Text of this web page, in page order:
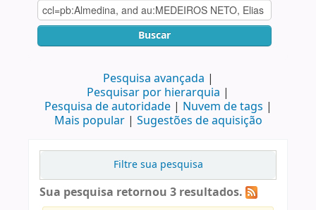
Buscar
Pesquisa avançada
Pesquisar por hierarquia
Pesquisa de autoridade
Nuvem de tags
Mais popular
Sugestões de aquisição
Filtre sua pesquisa
Sua pesquisa retornou 3 resultados.